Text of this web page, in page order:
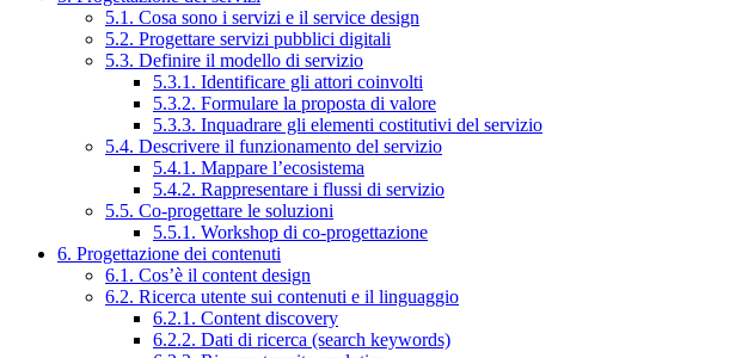
5.1. Cosa sono i servizi e il service design
5.2. Progettare servizi pubblici digitali
5.3. Definire il modello di servizio
5.3.1. Identificare gli attori coinvolti
5.3.2. Formulare la proposta di valore
5.3.3. Inquadrare gli elementi costitutivi del servizio
5.4. Descrivere il funzionamento del servizio
5.4.1. Mappare l’ecosistema
5.4.2. Rappresentare i flussi di servizio
5.5. Co-progettare le soluzioni
5.5.1. Workshop di co-progettazione
6. Progettazione dei contenuti
6.1. Cos’è il content design
6.2. Ricerca utente sui contenuti e il linguaggio
6.2.1. Content discovery
6.2.2. Dati di ricerca (search keywords)